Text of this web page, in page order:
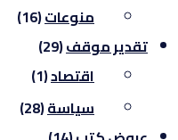
منوعات(16)
تقدير موقف(29)
اقتصاد(1)
سياسة(28)